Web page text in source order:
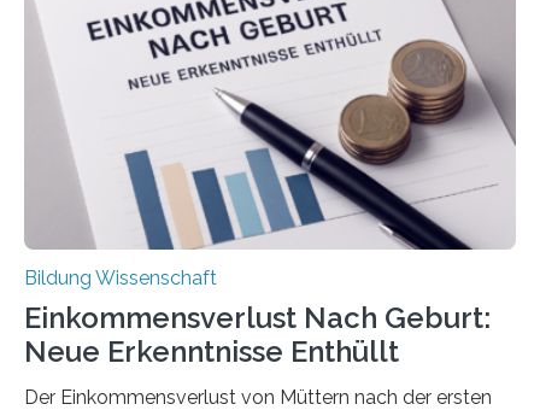
Bildung Wissenschaft
Einkommensverlust Nach Geburt:
Neue Erkenntnisse Enthüllt
Der Einkommensverlust von Müttern nach der ersten